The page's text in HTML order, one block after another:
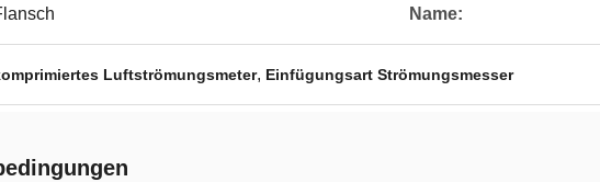
Name:
Luftströmungsmeter, Einfügungsart Strömungsmesser